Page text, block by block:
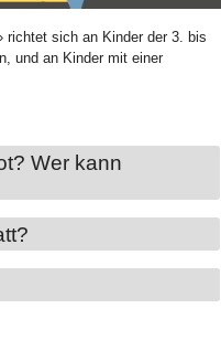
richtet sich an Kinder der 3. bis
und an Kinder mit einer
Wer kann